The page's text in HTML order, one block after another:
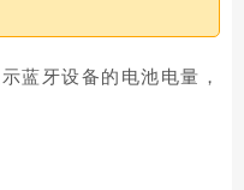
蓝牙设备的电池电量，